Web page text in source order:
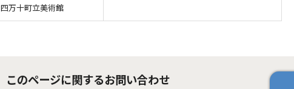
四万十町立美術館
このページに関するお問い合わせ